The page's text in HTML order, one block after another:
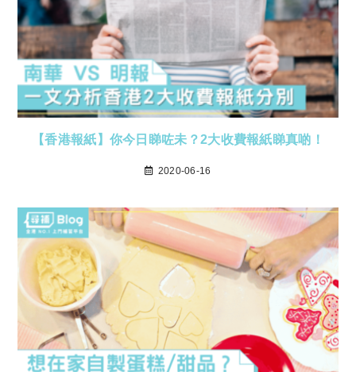
【香港報紙】你今日睇咗未？2大收費報紙睇真啲！
2020-06-16